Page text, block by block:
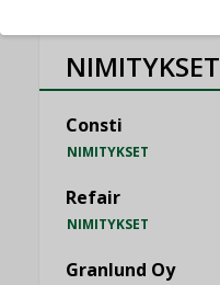
NIMITYKSET
Consti
NIMITYKSET
Refair
NIMITYKSET
Granlund Oy